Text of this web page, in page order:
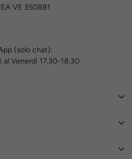
VE 350881
(solo chat):
Venerdì 17.30-18.30